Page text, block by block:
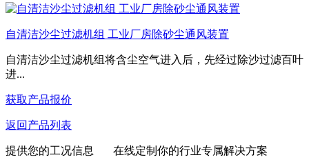
自清洁沙尘过滤机组 工业厂房除砂尘通风装置
自清洁沙尘过滤机组将含尘空气进入后，先经过‌除沙过滤百叶‌
进...
获取产品报价
返回产品列表
提供您的工况信息 在线定制你的行业专属解决方案